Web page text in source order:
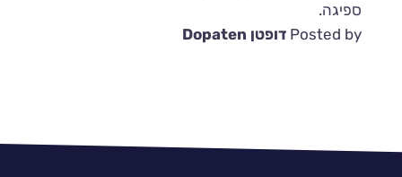
ספיגה.
Posted by דופטן Dopaten